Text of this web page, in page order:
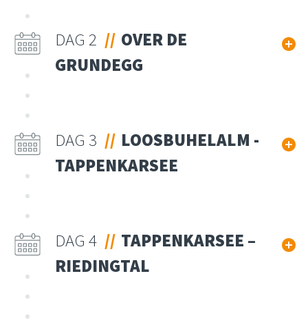
DAG 2
OVER DE
GRUNDEGG
DAG 3
LOOSBUHELALM -
TAPPENKARSEE
DAG 4
TAPPENKARSEE –
RIEDINGTAL